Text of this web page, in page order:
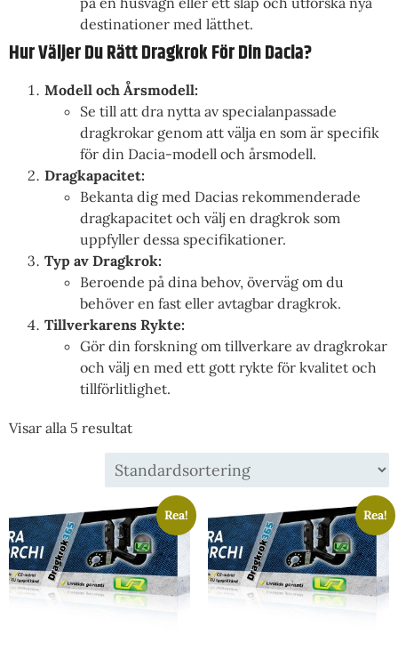
destinationer med lätthet.
Hur Väljer Du Rätt Dragkrok För Din Dacia?
Modell och Årsmodell:
Se till att dra nytta av specialanpassade
dragkrokar genom att välja en som är specifik
för din Dacia-modell och årsmodell.
Dragkapacitet:
Bekanta dig med Dacias rekommenderade
dragkapacitet och välj en dragkrok som
uppfyller dessa specifikationer.
Typ av Dragkrok:
Beroende på dina behov, överväg om du
behöver en fast eller avtagbar dragkrok.
Tillverkarens Rykte:
Gör din forskning om tillverkare av dragkrokar
och välj en med ett gott rykte för kvalitet och
tillförlitlighet.
Visar alla 5 resultat
Rea! Rea!